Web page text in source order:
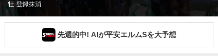
牡 登録抹消
先週的中! AIが平安エルムSを大予想